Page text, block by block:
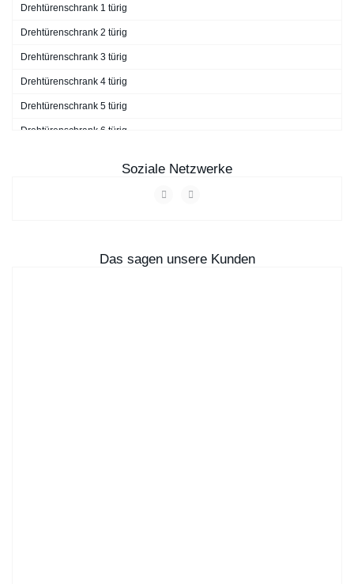
Drehtürenschrank 1 türig
Drehtürenschrank 2 türig
Drehtürenschrank 3 türig
Drehtürenschrank 4 türig
Drehtürenschrank 5 türig
Drehtürenschrank 6 türig
Soziale Netzwerke
Das sagen unsere Kunden